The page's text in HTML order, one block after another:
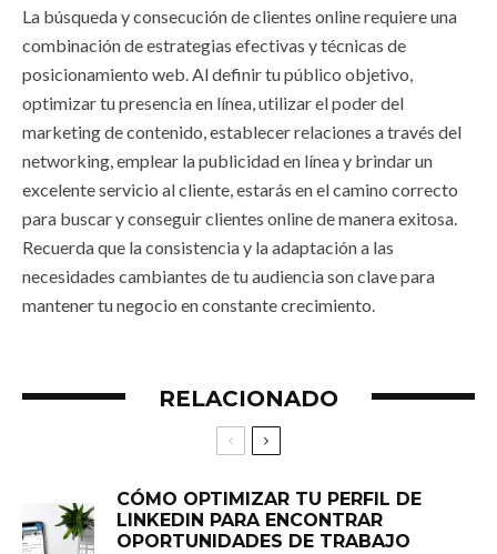
La búsqueda y consecución de clientes online requiere una
combinación de estrategias efectivas y técnicas de
posicionamiento web. Al definir tu público objetivo,
optimizar tu presencia en línea, utilizar el poder del
marketing de contenido, establecer relaciones a través del
networking, emplear la publicidad en línea y brindar un
excelente servicio al cliente, estarás en el camino correcto
para buscar y conseguir clientes online de manera exitosa.
Recuerda que la consistencia y la adaptación a las
necesidades cambiantes de tu audiencia son clave para
mantener tu negocio en constante crecimiento.
RELACIONADO
CÓMO OPTIMIZAR TU PERFIL DE
LINKEDIN PARA ENCONTRAR
OPORTUNIDADES DE TRABAJO